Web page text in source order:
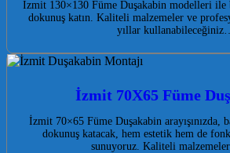
İzmit 130×130 Füme Duşakabin modelleri ile
dokunuş katın. Kaliteli malzemeler ve
yıllar kullanabileceğiniz…
İzmit 70X65 Füme
İzmit 70×65 Füme Duşakabin arayışınızda,
dokunuş katacak, hem estetik hem de
sunuyoruz. Kaliteli